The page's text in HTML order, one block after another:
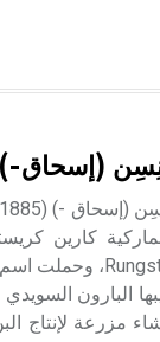
(إسحاق-)
البارون